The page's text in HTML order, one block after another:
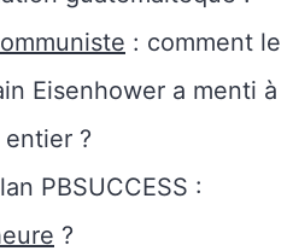
: comment le
Eisenhower a menti à
?
PBSUCCESS :
?